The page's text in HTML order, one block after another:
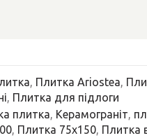
, Плитка Ariostea,
, Плитка для підлоги
плитка, Керамограніт,
, Плитка 75х150, Плитка